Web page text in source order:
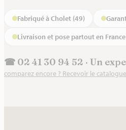
Fabriqué à Cholet (49)
Livraison et pose partout en France
☎ 02 41 30 94 52 · Un
comparez encore ? Recevoir le catalogue